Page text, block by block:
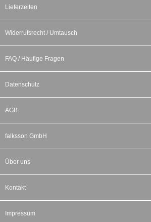
Lieferzeiten
Widerrufsrecht / Umtausch
FAQ / Häufige Fragen
Datenschutz
AGB
falksson GmbH
Über uns
Kontakt
Impressum